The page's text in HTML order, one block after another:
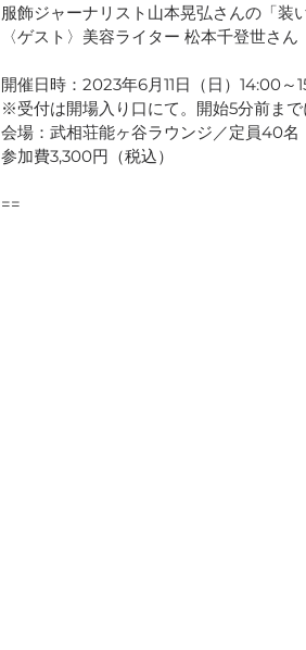
服飾ジャーナリスト山本晃弘さんの「装
〈ゲスト〉美容ライター 松本千登世さん
開催日時：2023年6月11日（日）14:00～
※受付は開場入り口にて。開始5分前まで
会場：武相荘能ヶ谷ラウンジ／定員40名
参加費3,300円（税込）
==